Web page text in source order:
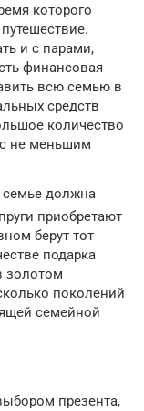
которого
и с парами,
финансовая
всю семью в
средств
количество
не меньшим
должна
приобретают
берут тот
подарка
золотом
поколений
семейной
презента,